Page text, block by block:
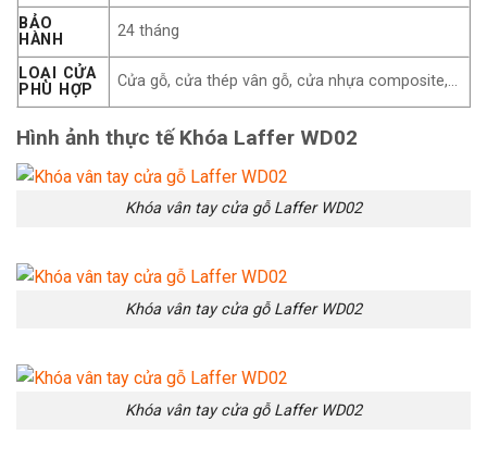
BẢO
HÀNH
24 tháng
LOẠI CỬA
PHÙ HỢP
Cửa gỗ, cửa thép vân gỗ, cửa nhựa composite,…
Hình ảnh thực tế Khóa Laffer WD02
Khóa vân tay cửa gỗ Laffer WD02
Khóa vân tay cửa gỗ Laffer WD02
Khóa vân tay cửa gỗ Laffer WD02